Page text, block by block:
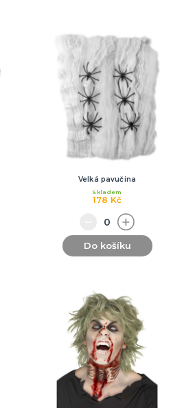
Velká pavučina
178 Kč
Skladem
Do košíku